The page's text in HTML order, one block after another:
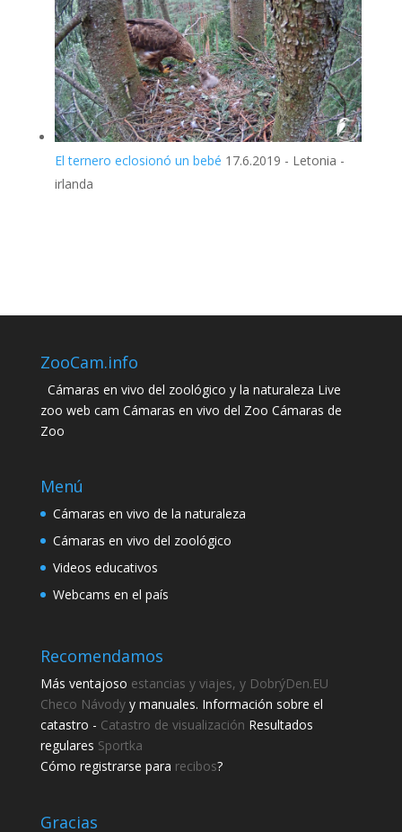
El ternero eclosionó un bebé 17.6.2019 - Letonia -
irlanda
ZooCam.info
Cámaras en vivo del zoológico y la naturaleza Live
zoo web cam Cámaras en vivo del Zoo Cámaras de
Zoo
Menú
Cámaras en vivo de la naturaleza
Cámaras en vivo del zoológico
Videos educativos
Webcams en el país
Recomendamos
Más ventajoso estancias y viajes, y DobrýDen.EU
Checo Návodyy manuales. Información sobre el
catastro - Catastro de visualización Resultados
regulares Sportka
Cómo registrarse para recibos?
Gracias